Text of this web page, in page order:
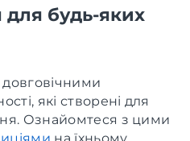
для будь-яких
які створені для
Ознайомтеся з цими